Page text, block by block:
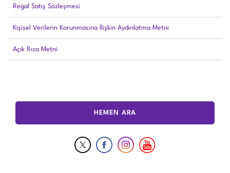
Regal Satış Sözleşmesi
Kişisel Verilerin Korunmasına İlişkin Aydınlatma Metni
Açık Rıza Metni
HEMEN ARA